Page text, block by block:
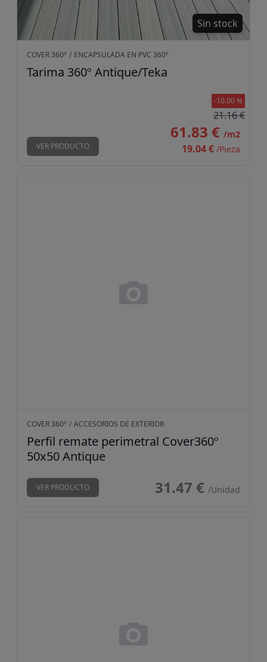
Sin stock
COVER 360º / ENCAPSULADA EN PVC 360º
Tarima 360º Antique/Teka
VER PRODUCTO
-10.00 %
21.16 €
61.83 € /m2
19.04 € /Pieza
COVER 360º / ACCESORIOS DE EXTERIOR
Perfil remate perimetral Cover360º
50x50 Antique
VER PRODUCTO 31.47 € /Unidad